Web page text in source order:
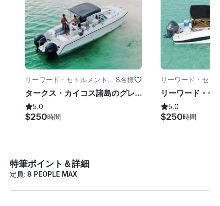
リーワード・セトルメントの
パワーボート
·8名様
タークス・カイコス諸島のグレイシャーベイプライベートボートチャーターツアー
5.0
$250時間
リーワード・セト
パワーボート
5.0
$250時間
特筆ポイント＆詳細
定員: 8 PEOPLE MAX